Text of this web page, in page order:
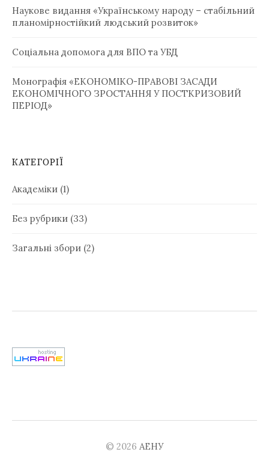
Наукове видання «Українському народу – стабільний
планомірностійкий людський розвиток»
Соціальна допомога для ВПО та УБД ­
Монографія «ЕКОНОМІКО-ПРАВОВІ ЗАСАДИ
ЕКОНОМІЧНОГО ЗРОСТАННЯ У ПОСТКРИЗОВИЙ
ПЕРІОД»
КАТЕГОРІЇ
Академіки (1)
Без рубрики (33)
Загальні збори (2)
© 2026 АЕНУ